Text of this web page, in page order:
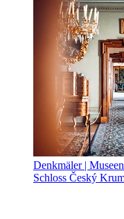
Denkmäler | Museen
Schloss Český